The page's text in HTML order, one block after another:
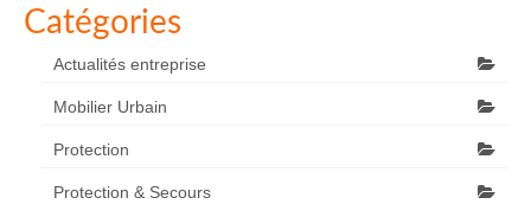
Catégories
Actualités entreprise
Mobilier Urbain
Protection
Protection & Secours